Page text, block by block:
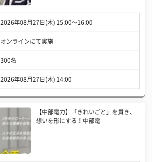
2026年08月27日(木) 15:00〜16:00
オンラインにて実施
300名
2026年08月27日(木) 14:00
【中部電力】「きれいごと」を貫き、
想いを形にする！中部電